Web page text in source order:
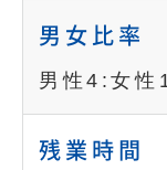
男女比率
男性4:女性
残業時間